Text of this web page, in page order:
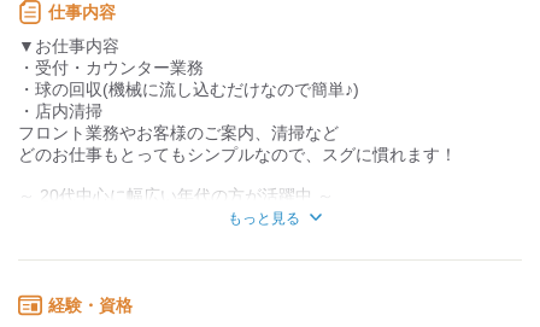
テスト期間は「週0」でもOK！
学業やプライベートを第一に、
空いた時間を有効活用できるのが最大の魅力です◎
／ 野球好きにはたまらない特典あり ＼
休憩時間は、バッティングが「打ち放題」！
部活やサークルで野球をやっている人、
昔やっていた人には最高の環境。
もちろん、野球に詳しくなくても
「スポーツの雰囲気が好き」なら大歓迎です♪
仕事内容
▼お仕事内容
・受付・カウンター業務
・球の回収(機械に流し込むだけなので簡単♪)
・店内清掃
フロント業務やお客様のご案内、清掃など
どのお仕事もとってもシンプルなので、スグに慣れます！
～ 20代中心に幅広い年代の方が活躍中 ～
とっても面倒見の良く、気さくな方が多いので安心◎
ご応募お待ちしております♪
もっと見る
経験・資格